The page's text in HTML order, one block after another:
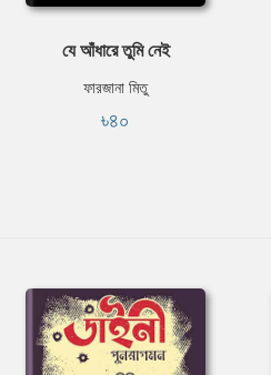
যে আঁধারে তুমি নেই
ফারজানা মিতু
৳৪০